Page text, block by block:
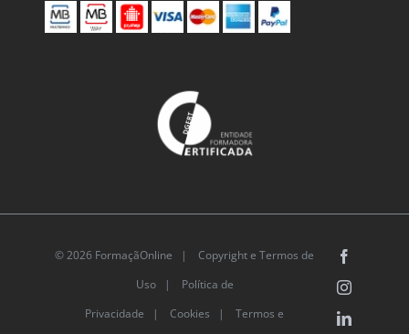
© 2026 FormaçãOnline |
Copyright e Termos de
Uso|
Política de
Privacidade | Cookies | Termos e
Instagram
LinkedIn